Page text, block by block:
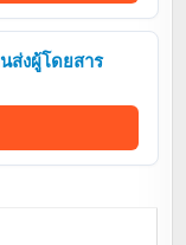
ส่งผู้โดยสาร